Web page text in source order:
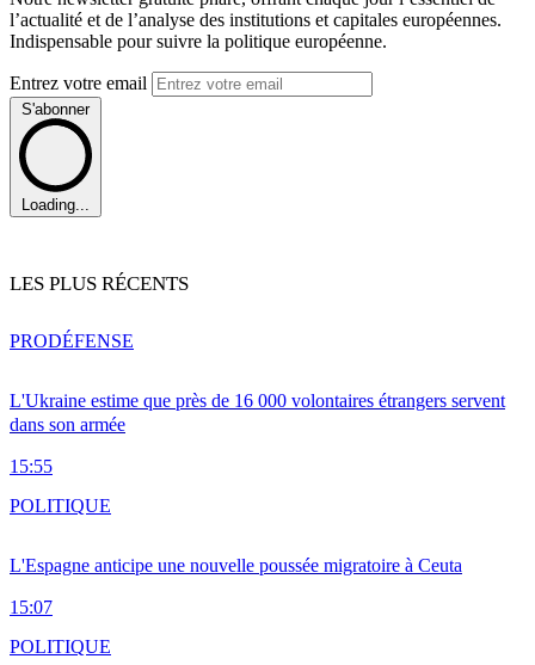
l’actualité et de l’analyse des institutions et capitales européennes.
Indispensable pour suivre la politique européenne.
Entrez votre email
S'abonner
Loading...
LES PLUS RÉCENTS
L'Ukraine estime que près de 16 000 volontaires étrangers servent
dans son armée
15:55
PRODÉFENSE
L'Espagne anticipe une nouvelle poussée migratoire à Ceuta
15:07
POLITIQUE
POLITIQUE